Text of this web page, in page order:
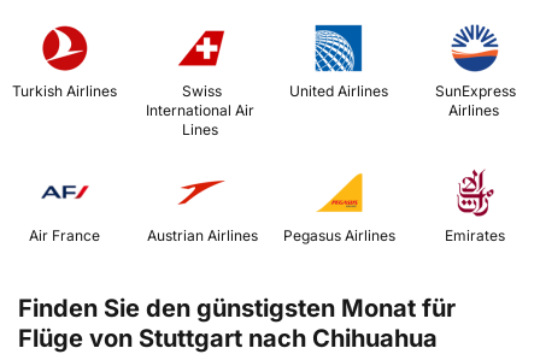
Turkish Airlines
International Air
Lines
United Airlines
Airlines
Air France Austrian Airlines Emirates
Finden Sie den günstigsten Monat für
Flüge von Stuttgart nach Chihuahua